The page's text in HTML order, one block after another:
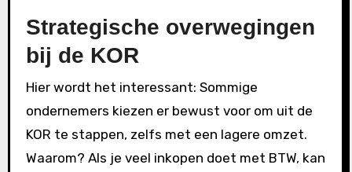
Strategische overwegingen
bij de KOR
Hier wordt het interessant: Sommige
ondernemers kiezen er bewust voor om uit de
KOR te stappen, zelfs met een lagere omzet.
Waarom? Als je veel inkopen doet met BTW, kan